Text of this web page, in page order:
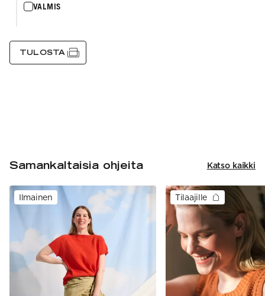
VALMIS
TULOSTA
Samankaltaisia ohjeita Katso kaikki
Ilmainen Tilaajille